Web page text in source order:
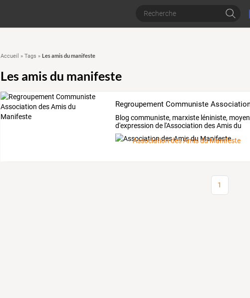
Accueil » Tags » Les amis du manifeste
Les amis du manifeste
Blog communiste, marxiste léniniste, moyen
d'expression de l'Association des Amis du
Manifeste
Association des Amis du Manifeste
1